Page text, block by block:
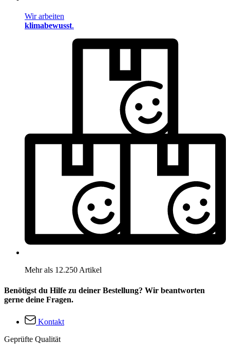
Wir arbeiten
klimabewusst.
Mehr als 12.250 Artikel
Benötigst du Hilfe zu deiner Bestellung? Wir beantworten
gerne deine Fragen.
Kontakt
Geprüfte Qualität